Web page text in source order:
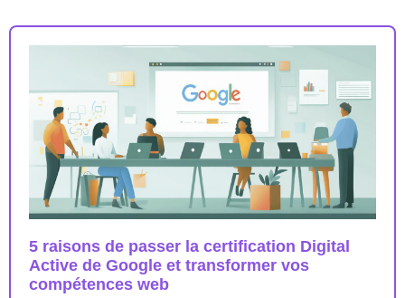
5 raisons de passer la certification Digital
Active de Google et transformer vos
compétences web